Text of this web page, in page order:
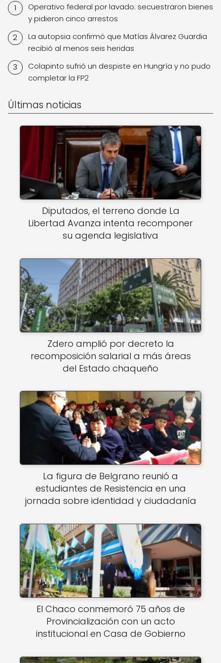
Operativo federal por lavado: secuestraron bienes
y pidieron cinco arrestos
La autopsia confirmó que Matías Álvarez Guardia
recibió al menos seis heridas
Colapinto sufrió un despiste en Hungría y no pudo
completar la FP2
Últimas noticias
Diputados, el terreno donde La
Libertad Avanza intenta recomponer
su agenda legislativa
Zdero amplió por decreto la
recomposición salarial a más áreas
del Estado chaqueño
La figura de Belgrano reunió a
estudiantes de Resistencia en una
jornada sobre identidad y ciudadanía
El Chaco conmemoró 75 años de
Provincialización con un acto
institucional en Casa de Gobierno